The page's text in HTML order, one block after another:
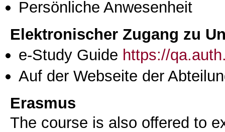
Persönliche Anwesenheit
Elektronischer Zugang zu
e-Study Guide https://
Auf der Webseite der
Erasmus
The course is also offered to